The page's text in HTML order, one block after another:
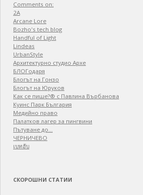
Comments on:
2A
Arcane Lore
Bozho's tech blog
Handful of Light
Lindeas
UrbanStyle
Архитектурно студио Архе
БЛОГодаря
Блогът на Гонзо
Блогът на Юруков
Как се пише?® с Павлина Върбанова
Куинс Парк България
Медийно право
Палатков лагер зa пингвини
Пътуване до…
ЧЕРНИЧЕВО
เบทฮับ
СКОРОШНИ СТАТИИ